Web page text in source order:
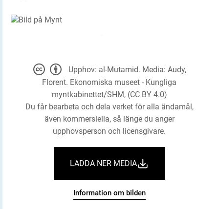
Upphov: al-Mutamid. Media: Audy,
Florent. Ekonomiska museet - Kungliga
myntkabinettet/SHM, (CC BY 4.0)
Du får bearbeta och dela verket för alla ändamål,
även kommersiella, så länge du anger
upphovsperson och licensgivare.
LADDA NER MEDIA
Information om bilden